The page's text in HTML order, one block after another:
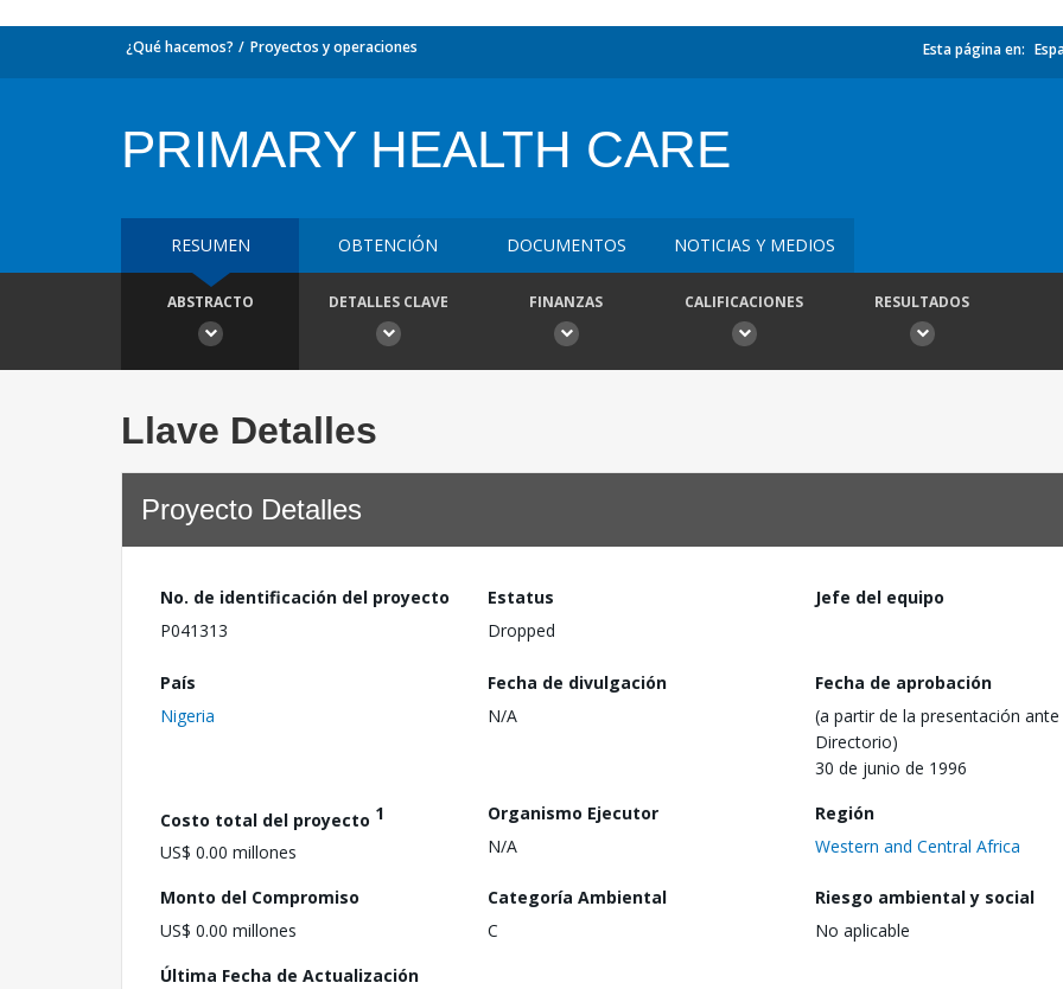
¿Qué hacemos? Proyectos y operaciones Esta página en:
PRIMARY HEALTH CARE
RESUMEN OBTENCIÓN DOCUMENTOS NOTICIAS Y MEDIOS
ABSTRACTO DETALLES CLAVE FINANZAS CALIFICACIONES RESULTADOS
Llave Detalles
Proyecto Detalles
No. de identificación del proyecto
P041313
Estatus
Dropped
Jefe del equipo
País
Nigeria
Fecha de divulgación
N/A
Fecha de aprobación
(a partir de la presentación ante
Directorio)
30 de junio de 1996
Costo total del proyecto 1
US$ 0.00 millones
Organismo Ejecutor
N/A
Región
Western and Central Africa
Monto del Compromiso
US$ 0.00 millones
Categoría Ambiental
C
Riesgo ambiental y social
No aplicable
Última Fecha de Actualización